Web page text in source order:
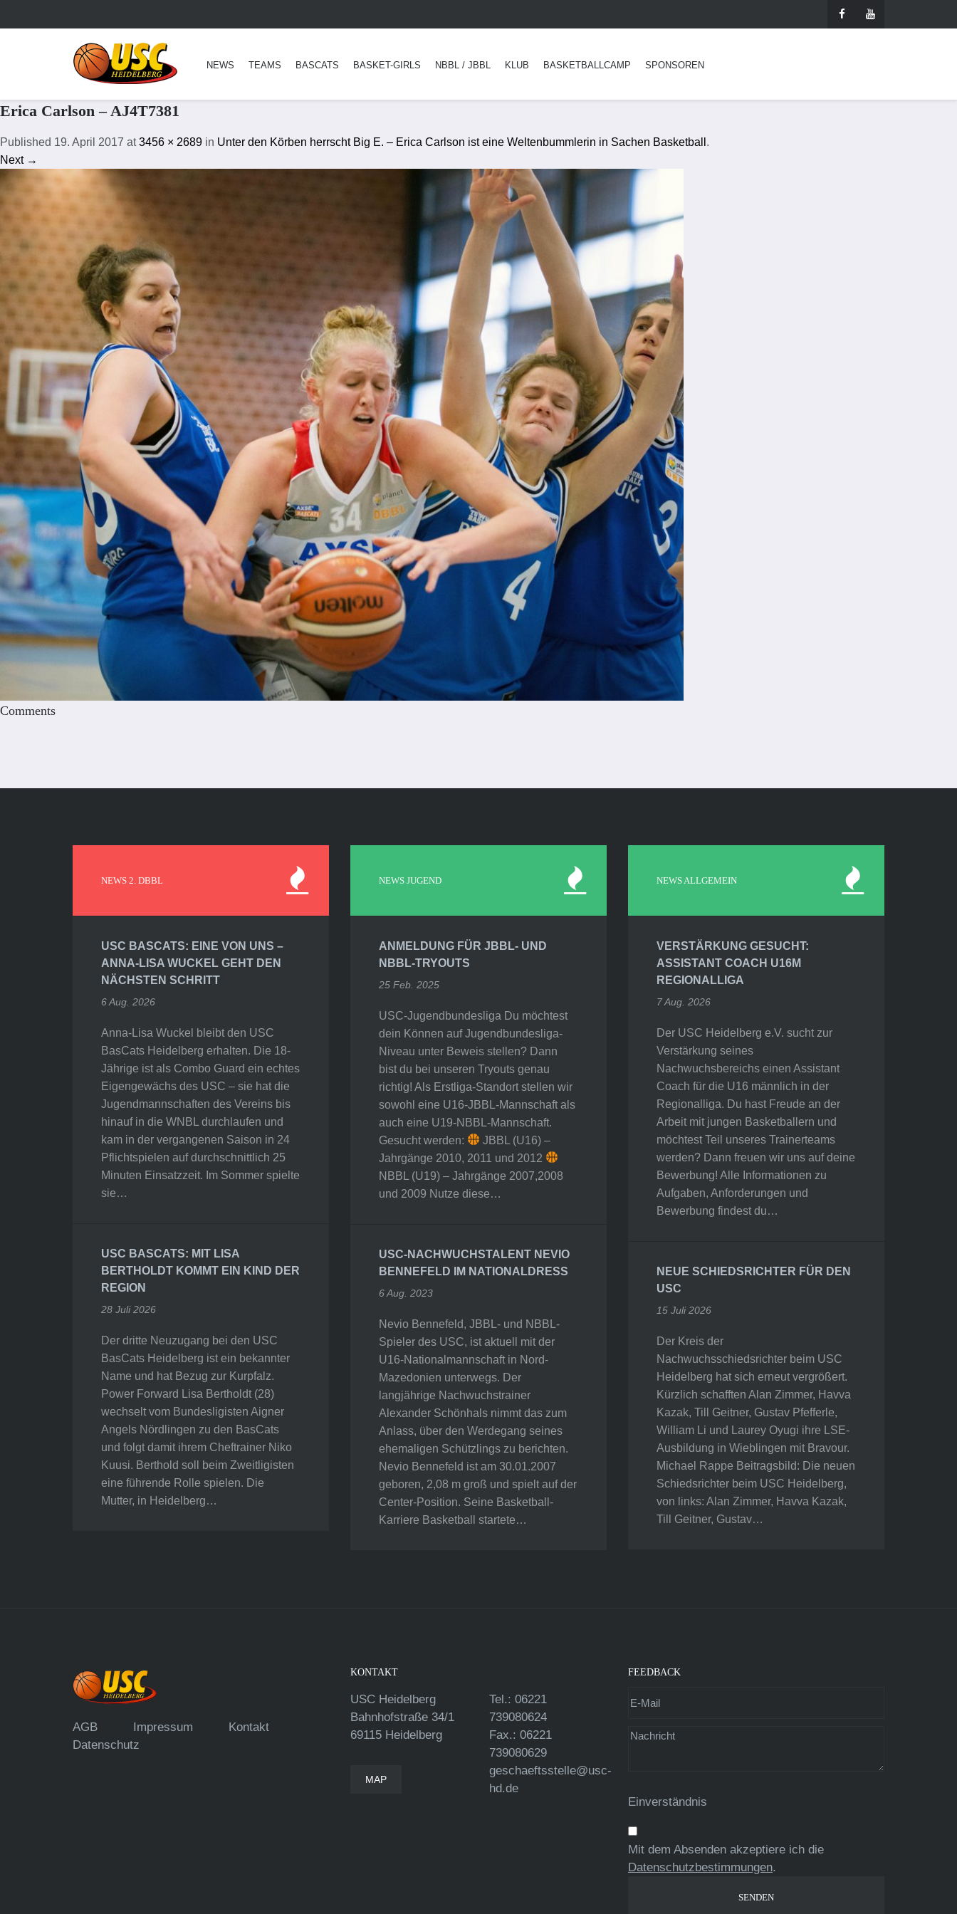
NEWS TEAMS BASCATS BASKET-GIRLS NBBL / JBBL KLUB BASKETBALLCAMP SPONSOREN
Erica Carlson – AJ4T7381
Published 19. April 2017 at3456 × 2689 in Unter den Körben herrscht Big E. – Erica Carlson ist eine Weltenbummlerin in Sachen Basketball .
Next →
Comments
NEWS 2. DBBL
USC BASCATS: EINE VON UNS –
ANNA-LISA WUCKEL GEHT DEN
NÄCHSTEN SCHRITT
6 Aug. 2026
Anna-Lisa Wuckel bleibt den USC
BasCats Heidelberg erhalten. Die 18-
Jährige ist als Combo Guard ein echtes
Eigengewächs des USC – sie hat die
Jugendmannschaften des Vereins bis
hinauf in die WNBL durchlaufen und
kam in der vergangenen Saison in 24
Pflichtspielen auf durchschnittlich 25
Minuten Einsatzzeit. Im Sommer spielte
sie…
USC BASCATS: MIT LISA
BERTHOLDT KOMMT EIN KIND DER
REGION
28 Juli 2026
Der dritte Neuzugang bei den USC
BasCats Heidelberg ist ein bekannter
Name und hat Bezug zur Kurpfalz.
Power Forward Lisa Bertholdt (28)
wechselt vom Bundesligisten Aigner
Angels Nördlingen zu den BasCats
und folgt damit ihrem Cheftrainer Niko
Kuusi. Berthold soll beim Zweitligisten
eine führende Rolle spielen. Die
Mutter, in Heidelberg…
NEWS JUGEND
ANMELDUNG FÜR JBBL- UND
NBBL-TRYOUTS
25 Feb. 2025
USC-Jugendbundesliga Du möchtest
dein Können auf Jugendbundesliga-
Niveau unter Beweis stellen? Dann
bist du bei unseren Tryouts genau
richtig! Als Erstliga-Standort stellen wir
sowohl eine U16-JBBL-Mannschaft als
auch eine U19-NBBL-Mannschaft.
Gesucht werden:
JBBL (U16) –
Jahrgänge 2010, 2011 und 2012
NBBL (U19) – Jahrgänge 2007,2008
und 2009 Nutze diese…
USC-NACHWUCHSTALENT NEVIO
BENNEFELD IM NATIONALDRESS
6 Aug. 2023
Nevio Bennefeld, JBBL- und NBBL-
Spieler des USC, ist aktuell mit der
U16-Nationalmannschaft in Nord-
Mazedonien unterwegs. Der
langjährige Nachwuchstrainer
Alexander Schönhals nimmt das zum
Anlass, über den Werdegang seines
ehemaligen Schützlings zu berichten.
Nevio Bennefeld ist am 30.01.2007
geboren, 2,08 m groß und spielt auf der
Center-Position. Seine Basketball-
Karriere Basketball startete…
NEWS ALLGEMEIN
VERSTÄRKUNG GESUCHT:
ASSISTANT COACH U16M
REGIONALLIGA
7 Aug. 2026
Der USC Heidelberg e.V. sucht zur
Verstärkung seines
Nachwuchsbereichs einen Assistant
Coach für die U16 männlich in der
Regionalliga. Du hast Freude an der
Arbeit mit jungen Basketballern und
möchtest Teil unseres Trainerteams
werden? Dann freuen wir uns auf deine
Bewerbung! Alle Informationen zu
Aufgaben, Anforderungen und
Bewerbung findest du…
NEUE SCHIEDSRICHTER FÜR DEN
USC
15 Juli 2026
Der Kreis der
Nachwuchsschiedsrichter beim USC
Heidelberg hat sich erneut vergrößert.
Kürzlich schafften Alan Zimmer, Havva
Kazak, Till Geitner, Gustav Pfefferle,
William Li und Laurey Oyugi ihre LSE-
Ausbildung in Wieblingen mit Bravour.
Michael Rappe Beitragsbild: Die neuen
Schiedsrichter beim USC Heidelberg,
von links: Alan Zimmer, Havva Kazak,
Till Geitner, Gustav…
AGB Impressum
Kontakt
Datenschutz
KONTAKT
USC Heidelberg
Bahnhofstraße 34/1
69115 Heidelberg
MAP
Tel.: 06221
739080624
Fax.: 06221
739080629
geschaeftsstelle@usc-
hd.de
FEEDBACK
Einverständnis
Mit dem Absenden akzeptiere ich die
Datenschutzbestimmungen.